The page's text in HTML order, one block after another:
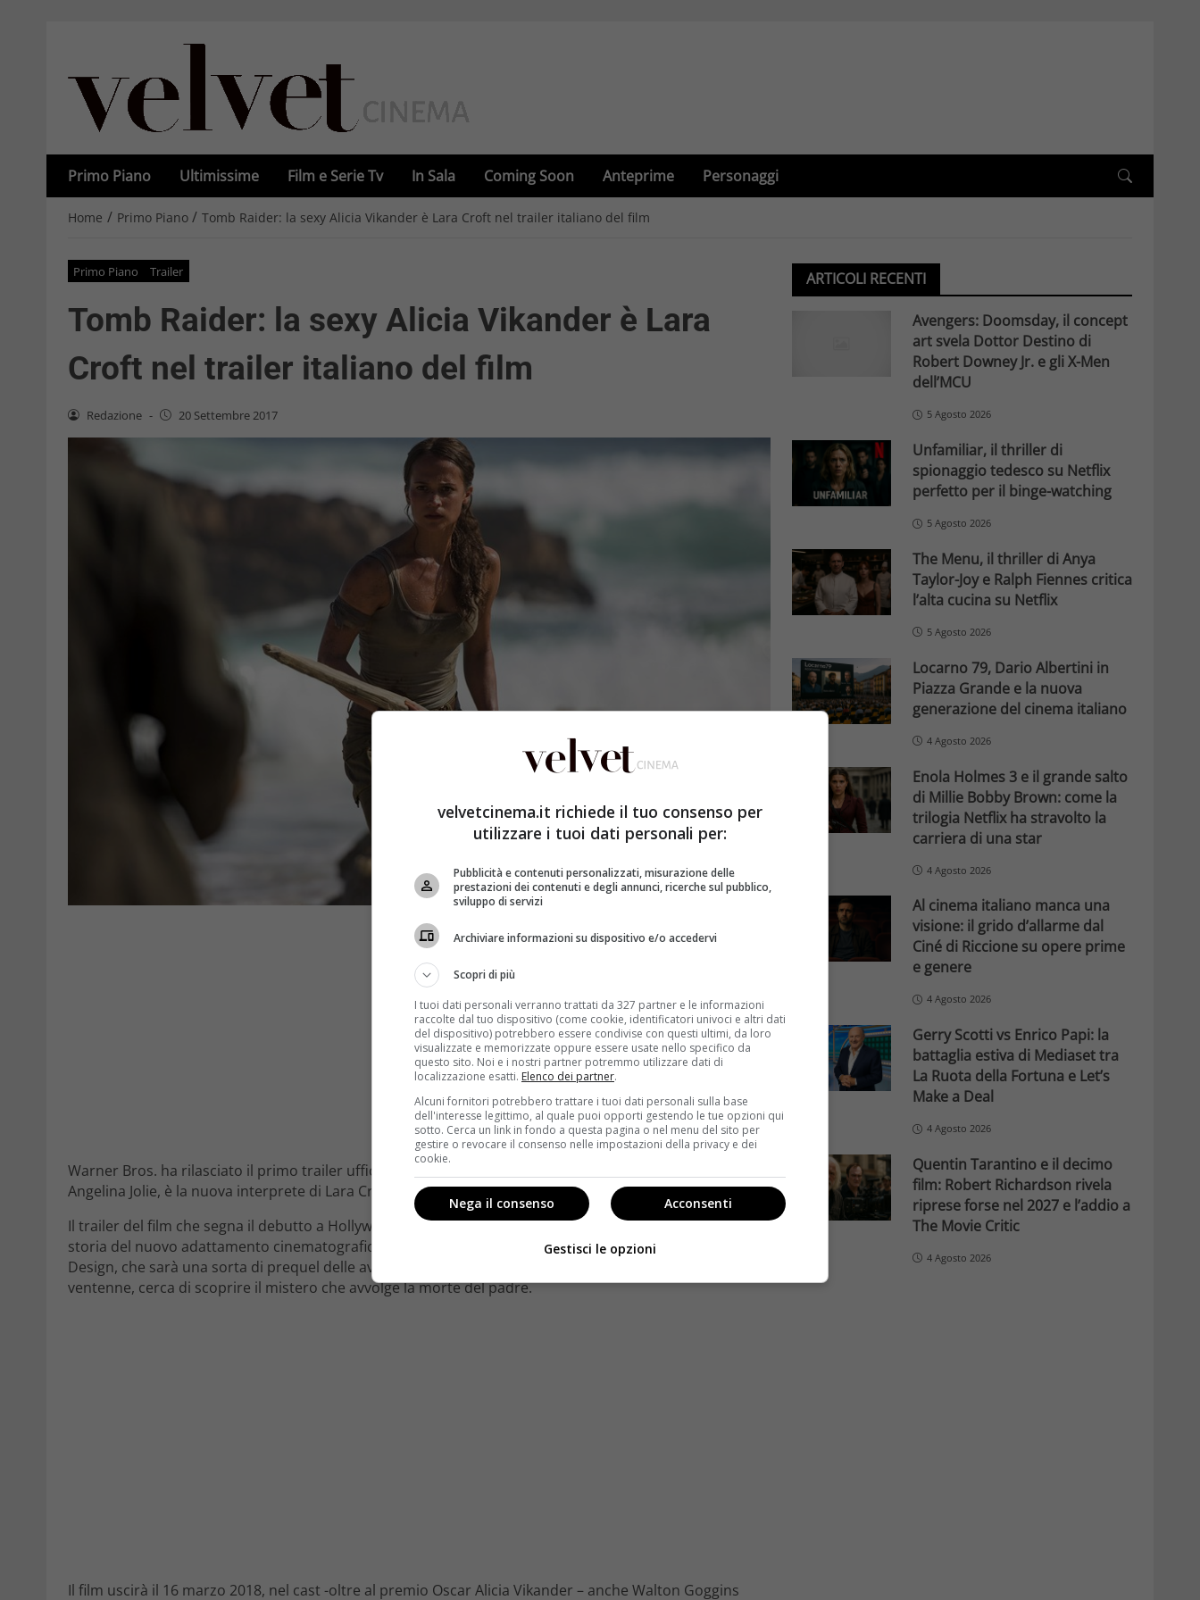
Primo Piano Ultimissime Film e Serie Tv In Sala Coming Soon Anteprime Personaggi
Home / Primo Piano / Tomb Raider: la sexy Alicia Vikander è Lara Croft nel trailer italiano del film
Primo Piano Trailer
Tomb Raider: la sexy Alicia Vikander è Lara
Croft nel trailer italiano del film
Redazione - 20 Settembre 2017
Warner Bros. ha rilasciato il primo trailer ufficiale del nuovo Tomb Raider, con Alicia Vikander, dopo
Angelina Jolie, è la nuova interprete di Lara Croft.
Il trailer del film che segna il debutto a Hollywood del regista Roar Uthaug anticipa a grandi linee la
storia del nuovo adattamento cinematografico del celebre videogame targato Eidos Interactive e Core
Design, che sarà una sorta di prequel delle avventure della giovane Lara poco più la quale, poco più che
ventenne, cerca di scoprire il mistero che avvolge la morte del padre.
Il film uscirà il 16 marzo 2018, nel cast -oltre al premio Oscar Alicia Vikander – anche Walton Goggins
ARTICOLI RECENTI
Avengers: Doomsday, il concept
art svela Dottor Destino di
Robert Downey Jr. e gli X-Men
dell’MCU
5 Agosto 2026
Unfamiliar, il thriller di
spionaggio tedesco su Netflix
perfetto per il binge-watching
5 Agosto 2026
The Menu, il thriller di Anya
Taylor-Joy e Ralph Fiennes critica
l’alta cucina su Netflix
5 Agosto 2026
Locarno 79, Dario Albertini in
Piazza Grande e la nuova
generazione del cinema italiano
4 Agosto 2026
Enola Holmes 3 e il grande salto
di Millie Bobby Brown: come la
trilogia Netflix ha stravolto la
carriera di una star
4 Agosto 2026
Al cinema italiano manca una
visione: il grido d’allarme dal
Ciné di Riccione su opere prime
e genere
4 Agosto 2026
Gerry Scotti vs Enrico Papi: la
battaglia estiva di Mediaset tra
La Ruota della Fortuna e Let’s
Make a Deal
4 Agosto 2026
Quentin Tarantino e il decimo
film: Robert Richardson rivela
riprese forse nel 2027 e l’addio a
The Movie Critic
4 Agosto 2026
velvetcinema.it richiede il tuo consenso per
utilizzare i tuoi dati personali per:
Pubblicità e contenuti personalizzati, misurazione delle
prestazioni dei contenuti e degli annunci, ricerche sul pubblico,
sviluppo di servizi
Archiviare informazioni su dispositivo e/o accedervi
Scopri di più
I tuoi dati personali verranno trattati da 327 partner e le informazioni
raccolte dal tuo dispositivo (come cookie, identificatori univoci e altri dati
del dispositivo) potrebbero essere condivise con questi ultimi, da loro
visualizzate e memorizzate oppure essere usate nello specifico da
questo sito. Noi e i nostri partner potremmo utilizzare dati di
localizzazione esatti. Elenco dei partner.
Alcuni fornitori potrebbero trattare i tuoi dati personali sulla base
dell'interesse legittimo, al quale puoi opporti gestendo le tue opzioni qui
sotto. Cerca un link in fondo a questa pagina o nel menu del sito per
gestire o revocare il consenso nelle impostazioni della privacy e dei
cookie.
Acconsenti
Nega il consenso
Gestisci le opzioni